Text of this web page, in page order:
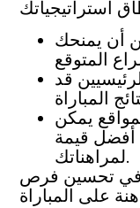
أن يمنحك
قد
يمكن
قيمة
لمراهناتك.
في تحسين فرص